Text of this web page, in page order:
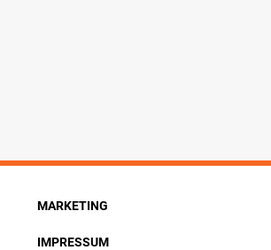
MARKETING
IMPRESSUM